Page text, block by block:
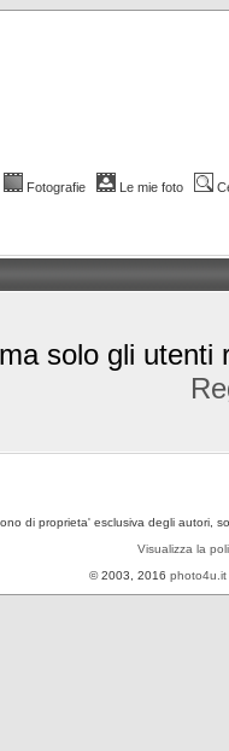
Fotografie Le mie foto
solo gli utenti
di proprieta' esclusiva degli autori,
Visualizza la
© 2003, 2016 photo4u.it